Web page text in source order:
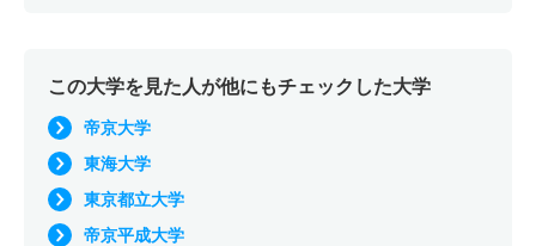
この大学を見た人が他にもチェックした大学
帝京大学
東海大学
東京都立大学
帝京平成大学